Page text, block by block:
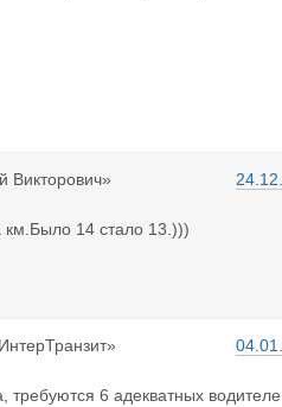
Викторович»
км.Было 14 стало 13.)))
требуются 6 адекватных